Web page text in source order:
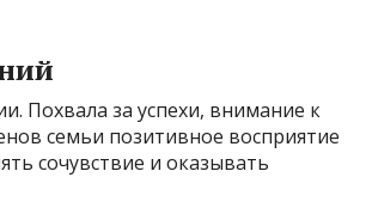
Похвала за успехи, внимание к
семьи позитивное восприятие
сочувствие и оказывать